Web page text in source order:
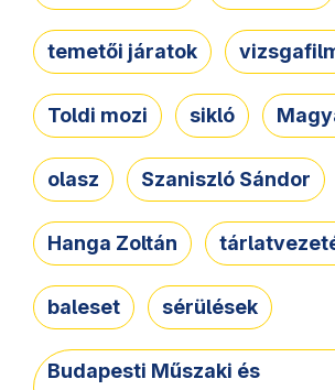
temetői járatok
Toldi mozi sikló
olasz Szaniszló Sándor
Hanga Zoltán
baleset sérülések
Budapesti Műszaki és